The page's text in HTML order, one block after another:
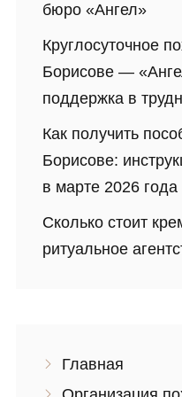
бюро «Ангел»
Круглосуточное
Борисове —
поддержка в
Как получить
Борисове:
в марте 2026 года
Сколько стоит
ритуальное
Главная